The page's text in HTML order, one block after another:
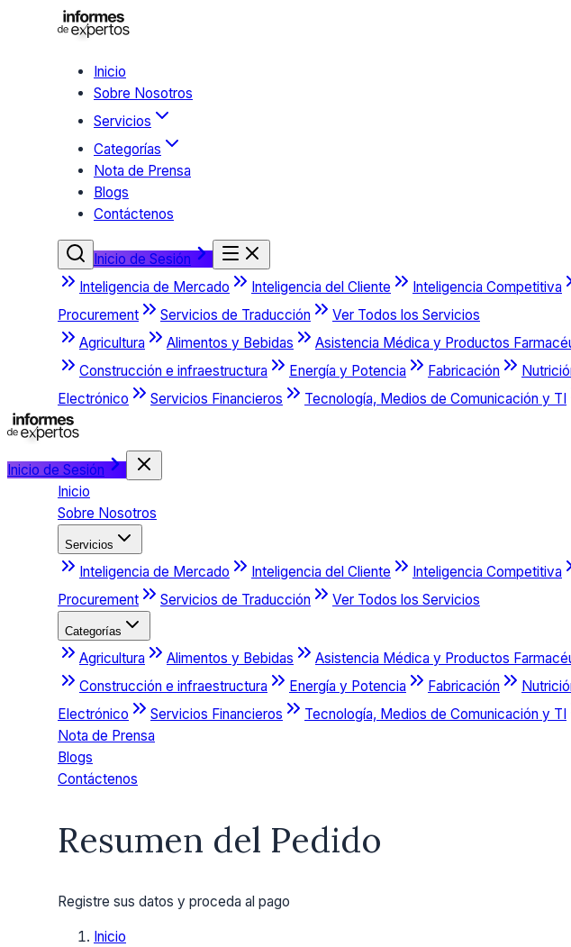
Inicio
Sobre Nosotros
Servicios
Categorías
Nota de Prensa
Blogs
Contáctenos
Inicio de Sesión
Inteligencia de Mercado
Inteligencia del Cliente Inteligencia Competitiva
Procurement
Servicios de Traducción
Ver Todos los Servicios
Agricultura
Alimentos y Bebidas Asistencia Médica y Productos
Construcción e infraestructura
Energía y Potencia Fabricación
Electrónico
Servicios Financieros Tecnología, Medios de Comunicación y TI
Inicio de Sesión
Inicio
Sobre Nosotros
Servicios
Inteligencia de Mercado Inteligencia del Cliente Inteligencia Competitiva
Procurement
Servicios de Traducción Ver Todos los Servicios
Categorías
Agricultura Alimentos y Bebidas Asistencia Médica y Productos
Construcción e infraestructura
Energía y Potencia Fabricación
Electrónico
Servicios Financieros Tecnología, Medios de Comunicación y TI
Nota de Prensa
Blogs
Contáctenos
Resumen del Pedido
Registre sus datos y proceda al pago
Inicio